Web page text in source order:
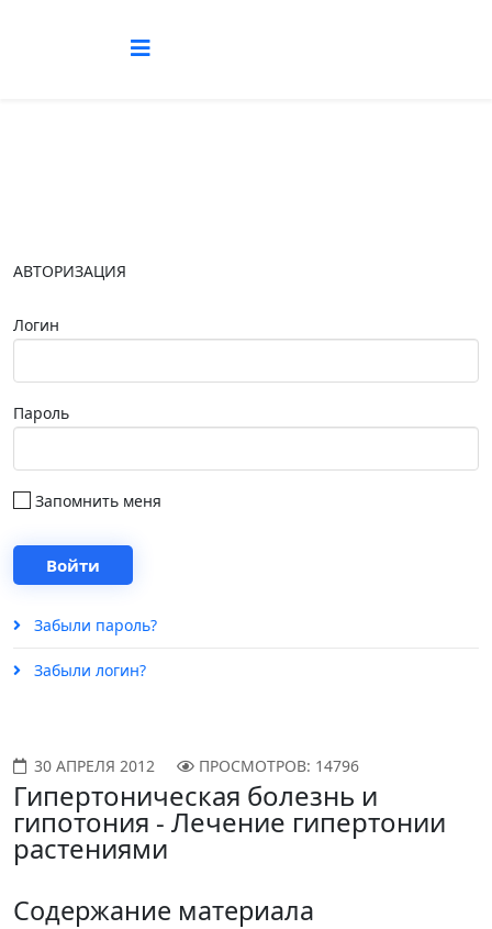
АВТОРИЗАЦИЯ
Логин
Пароль
Запомнить меня
Забыли пароль?
Забыли логин?
30 АПРЕЛЯ 2012 ПРОСМОТРОВ: 14796
Гипертоническая болезнь и
гипотония - Лечение гипертонии
растениями
Содержание материала